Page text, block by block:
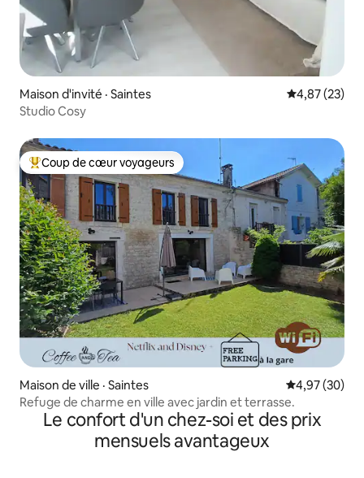
Maison d'invité · Saintes Note
4,87 (23)
Studio Cosy
Coup de cœur voyageurs parmi les plus aimés
Coup de cœur voyageurs
Maison de ville · Saintes Note
4,97 (30)
Refuge de charme en ville avec jardin et terrasse.
Le confort d'un chez-soi et des prix
mensuels avantageux